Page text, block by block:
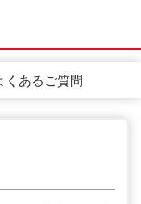
くあるご質問